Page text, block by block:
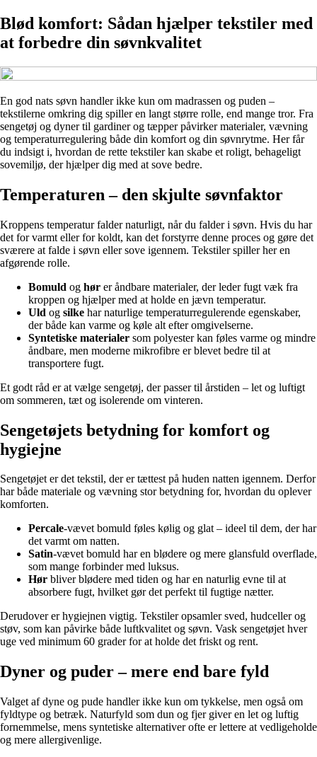
Blød komfort: Sådan hjælper tekstiler med
at forbedre din søvnkvalitet
En god nats søvn handler ikke kun om madrassen og puden –
tekstilerne omkring dig spiller en langt større rolle, end mange tror. Fra
sengetøj og dyner til gardiner og tæpper påvirker materialer, vævning
og temperaturregulering både din komfort og din søvnrytme. Her får
du indsigt i, hvordan de rette tekstiler kan skabe et roligt, behageligt
sovemiljø, der hjælper dig med at sove bedre.
Temperaturen – den skjulte søvnfaktor
Kroppens temperatur falder naturligt, når du falder i søvn. Hvis du har
det for varmt eller for koldt, kan det forstyrre denne proces og gøre det
sværere at falde i søvn eller sove igennem. Tekstiler spiller her en
afgørende rolle.
Bomuld og hør er åndbare materialer, der leder fugt væk fra
kroppen og hjælper med at holde en jævn temperatur.
Uld og silke har naturlige temperaturregulerende egenskaber,
der både kan varme og køle alt efter omgivelserne.
Syntetiske materialer som polyester kan føles varme og mindre
åndbare, men moderne mikrofibre er blevet bedre til at
transportere fugt.
Et godt råd er at vælge sengetøj, der passer til årstiden – let og luftigt
om sommeren, tæt og isolerende om vinteren.
Sengetøjets betydning for komfort og
hygiejne
Sengetøjet er det tekstil, der er tættest på huden natten igennem. Derfor
har både materiale og vævning stor betydning for, hvordan du oplever
komforten.
Percale-vævet bomuld føles kølig og glat – ideel til dem, der har
det varmt om natten.
Satin-vævet bomuld har en blødere og mere glansfuld overflade,
som mange forbinder med luksus.
Hør bliver blødere med tiden og har en naturlig evne til at
absorbere fugt, hvilket gør det perfekt til fugtige nætter.
Derudover er hygiejnen vigtig. Tekstiler opsamler sved, hudceller og
støv, som kan påvirke både luftkvalitet og søvn. Vask sengetøjet hver
uge ved minimum 60 grader for at holde det friskt og rent.
Dyner og puder – mere end bare fyld
Valget af dyne og pude handler ikke kun om tykkelse, men også om
fyldtype og betræk. Naturfyld som dun og fjer giver en let og luftig
fornemmelse, mens syntetiske alternativer ofte er lettere at vedligeholde
og mere allergivenlige.